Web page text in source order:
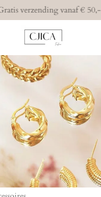
verzending vanaf € 50,-